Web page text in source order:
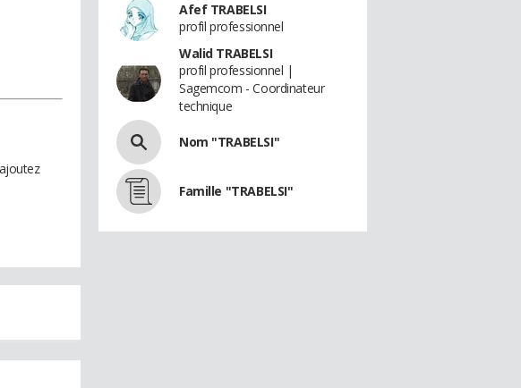
Afef TRABELSI
profil professionnel
Walid TRABELSI
profil professionnel |
Sagemcom - Coordinateur
technique
Nom "TRABELSI"
Famille "TRABELSI"